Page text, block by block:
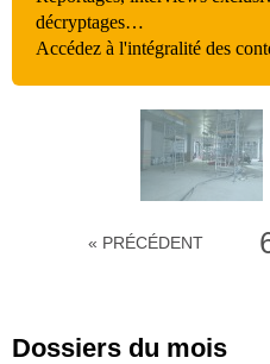
décryptages…
Accédez à l'intégralité des
« PRÉCÉDENT
Dossiers du mois